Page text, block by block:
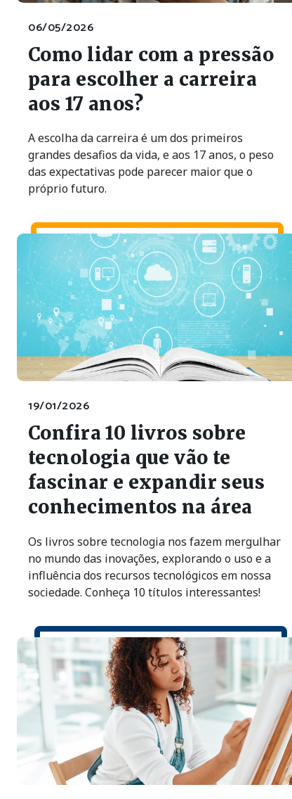
06/05/2026
Como lidar com a pressão
para escolher a carreira
aos 17 anos?
A escolha da carreira é um dos primeiros
grandes desafios da vida, e aos 17 anos, o peso
das expectativas pode parecer maior que o
próprio futuro.
19/01/2026
Confira 10 livros sobre
tecnologia que vão te
fascinar e expandir seus
conhecimentos na área
Os livros sobre tecnologia nos fazem mergulhar
no mundo das inovações, explorando o uso e a
influência dos recursos tecnológicos em nossa
sociedade. Conheça 10 títulos interessantes!